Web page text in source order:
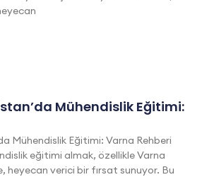
Mühendislik Eğitimi:
Mühendislik Eğitimi: Varna Rehberi
eğitimi almak, özellikle Varna
heyecan verici bir fırsat sunuyor. Bu